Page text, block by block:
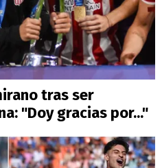
tras ser
"Doy gracias por..."